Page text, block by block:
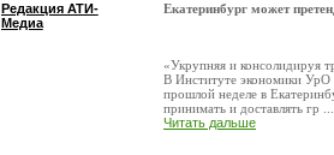
Редакция АТИ-
Медиа
Екатеринбург может
«Укрупняя и консолидируя
В Институте экономики
прошлой неделе в
принимать и доставлять гр ...
Читать дальше